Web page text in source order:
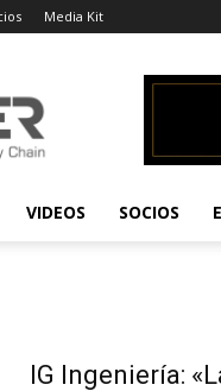
Media Kit
VIDEOS SOCIOS
IG Ingeniería: